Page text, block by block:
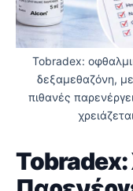
Tobradex:
δεξαμεθαζόνη, με
πιθανές
Tobradex: